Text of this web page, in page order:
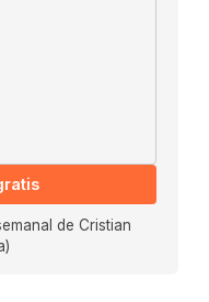
de Cristian